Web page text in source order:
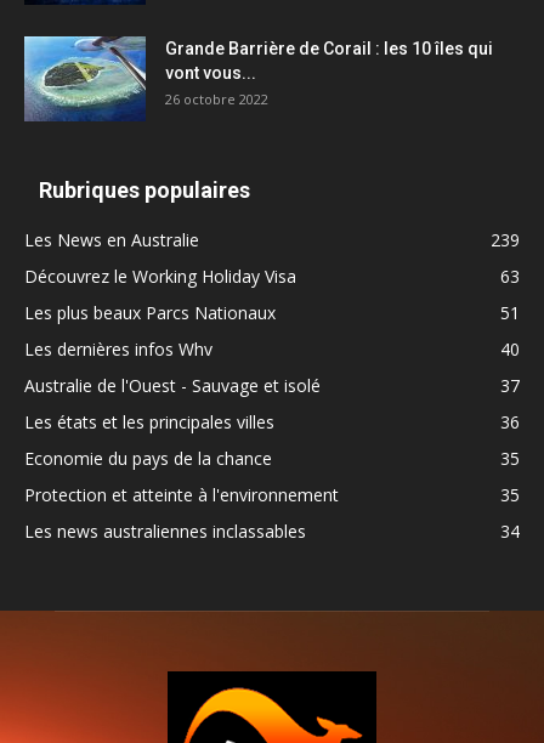
Grande Barrière de Corail : les 10 îles qui
vont vous...
26 octobre 2022
Rubriques populaires
Les News en Australie
239
Découvrez le Working Holiday Visa
63
Les plus beaux Parcs Nationaux
51
Les dernières infos Whv
40
Australie de l'Ouest - Sauvage et isolé
37
Les états et les principales villes
36
Economie du pays de la chance
35
Protection et atteinte à l'environnement
35
Les news australiennes inclassables
34